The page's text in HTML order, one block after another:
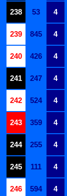
238
53 4
239
845 4
240
426 4
241
247 4
242
524 4
243
359 4
244
255 4
245
111 4
246
594 4